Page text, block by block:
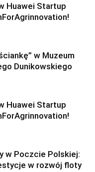
Huawei Startup
w Muzeum
Dunikowskiego
Huawei Startup
w Poczcie Polskiej:
w rozwój floty